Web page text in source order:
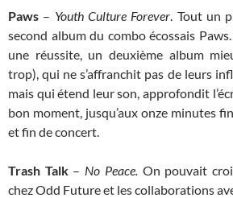
Paws – Youth Culture Forever. Tout un
second album du combo écossais
une réussite, un deuxième album
trop), qui ne s’affranchit pas de leurs
mais qui étend leur son, approfondit
bon moment, jusqu’aux onze minutes
et fin de concert.
Trash Talk– No Peace. On pouvait
chez Odd Future et les collaborations